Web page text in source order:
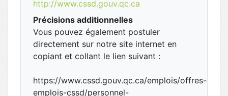
http://www.cssd.gouv.qc.ca
Précisions additionnelles
Vous pouvez également postuler
directement sur notre site internet en
copiant et collant le lien suivant :
https://www.cssd.gouv.qc.ca/emplois/offres-
emplois-cssd/personnel-